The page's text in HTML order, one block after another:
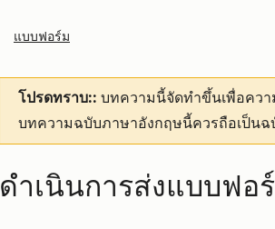
แบบฟอร์ม
โปรดทราบ:: บทความนี้จัดทำขึ้นเพื่อคว
บทความฉบับภาษาอังกฤษนี้ควรถือเป็น
ดำเนินการส่งแบบฟอ